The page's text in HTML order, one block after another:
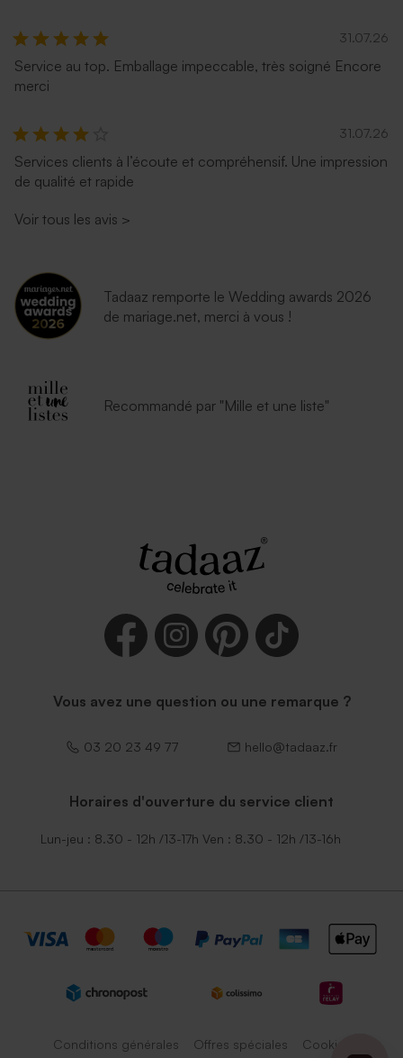
31.07.26
Service au top. Emballage impeccable, très soigné Encore
merci
31.07.26
Services clients à l’écoute et compréhensif. Une impression
de qualité et rapide
Voir tous les avis >
Tadaaz remporte le Wedding awards 2026
de mariage.net, merci à vous !
Recommandé par "Mille et une liste"
Vous avez une question ou une remarque ?
03 20 23 49 77 hello@tadaaz.fr
Horaires d'ouverture du service client
Lun-jeu : 8.30 - 12h /13-17h Ven : 8.30 - 12h /13-16h
Conditions générales Offres spéciales Cookies